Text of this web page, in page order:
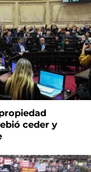
ceder y